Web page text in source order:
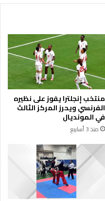
منتخب إنجلترا يفوز على نظيره
الفرنسي ويحرز المركز الثالث
في المونديال
منذ 3 أسابيع